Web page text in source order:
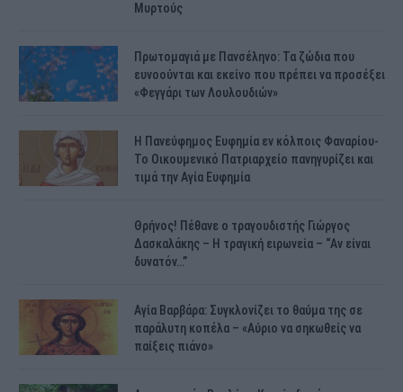
Μυρτούς
Πρωτομαγιά με Πανσέληνο: Τα ζώδια που
ευνοούνται και εκείνο που πρέπει να προσέξει
«Φεγγάρι των Λουλουδιών»
H Πανεύφημος Ευφημία εν κόλποις Φαναρίου-
Το Οικουμενικό Πατριαρχείο πανηγυρίζει και
τιμά την Αγία Ευφημία
Θρήνος! Πέθανε ο τραγουδιστής Γιώργος
Δασκαλάκης – Η τραγική ειρωνεία – “Αν είναι
δυνατόν…”
Αγία Βαρβάρα: Συγκλονίζει το θαύμα της σε
παράλυτη κοπέλα – «Αύριο να σηκωθείς να
παίξεις πιάνο»